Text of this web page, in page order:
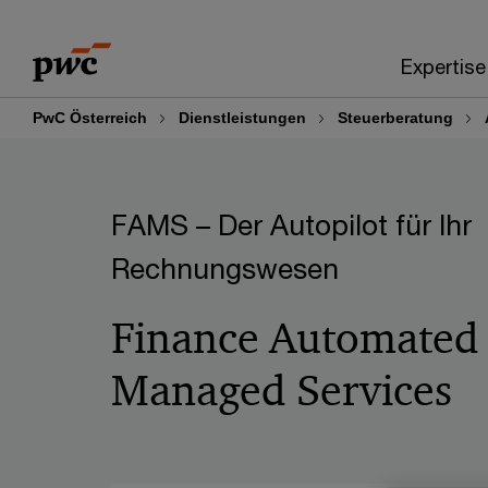
content
footer
Expertise
PwC Österreich Dienstleistungen Steuerberatung
FAMS – Der Autopilot für Ihr
Rechnungswesen
Finance Automated
Managed Services